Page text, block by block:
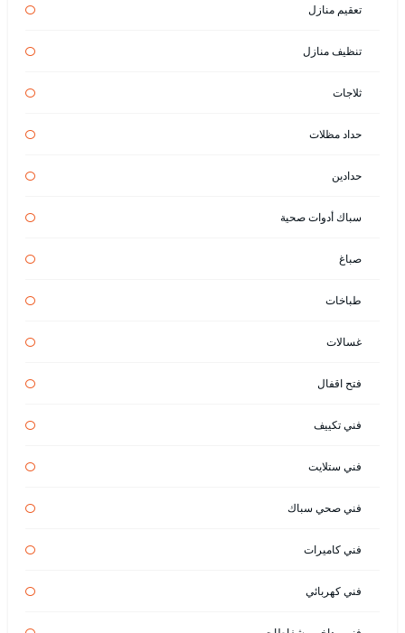
تعقيم منازل
تنظيف منازل
ثلاجات
حداد مظلات
حدادين
سباك أدوات صحية
صباغ
طباخات
غسالات
فتح اقفال
فني تكييف
فني ستلايت
فني صحي سباك
فني كاميرات
فني كهربائي